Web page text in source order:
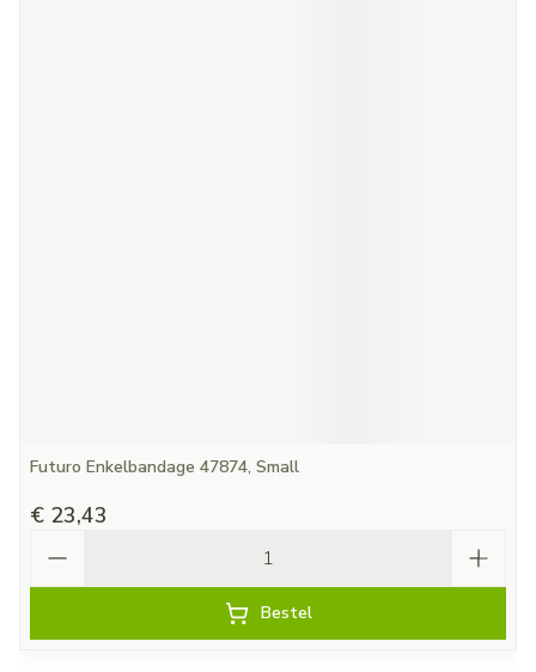
Futuro Enkelbandage 47874, Small
€ 23,43
Bestel